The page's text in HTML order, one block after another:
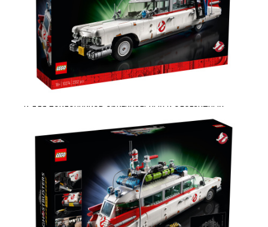
с инструкциями, идеями дизайна и историей
ЭКТО-1. Доступно только на английском языке.
Скачать версии на других языках можно
на странице LEGO.com/ecto-1-book.
Эта модель входит в серию конструкторов
для взрослых LEGO®. Наборы из нее
предназначены для тех, кто увлекается сборкой,
и для поклонников оригинальных и элегантных
Все конструкторы LEGO®, произведённые
с 1958 года, соответствуют самым строгим
отраслевым стандартам, поэтому они
совершенно безопасны и совместимы друг
с другом, а все кубики и детали легко
соединяются и разъединяются.
Специалисты LEGO Group подвергают все